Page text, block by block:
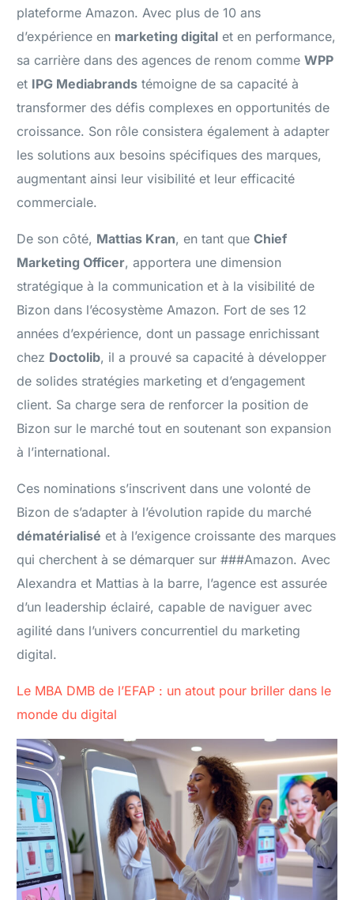
plateforme Amazon. Avec plus de 10 ans
d’expérience en marketing digital et en performance,
sa carrière dans des agences de renom commeWPP
et IPG Mediabrands témoigne de sa capacité à
transformer des défis complexes en opportunités de
croissance. Son rôle consistera également à adapter
les solutions aux besoins spécifiques des marques,
augmentant ainsi leur visibilité et leur efficacité
commerciale.
De son côté, Mattias Kran, en tant queChief
Marketing Officer, apportera une dimension
stratégique à la communication et à la visibilité de
Bizon dans l’écosystème Amazon. Fort de ses 12
années d’expérience, dont un passage enrichissant
chez Doctolib, il a prouvé sa capacité à développer
de solides stratégies marketing et d’engagement
client. Sa charge sera de renforcer la position de
Bizon sur le marché tout en soutenant son expansion
à l’international.
Ces nominations s’inscrivent dans une volonté de
Bizon de s’adapter à l’évolution rapide du marché
dématérialisé et à l’exigence croissante des marques
qui cherchent à se démarquer sur ###Amazon. Avec
Alexandra et Mattias à la barre, l’agence est assurée
d’un leadership éclairé, capable de naviguer avec
agilité dans l’univers concurrentiel du marketing
digital.
Le MBA DMB de l’EFAP : un atout pour briller dans le
monde du digital